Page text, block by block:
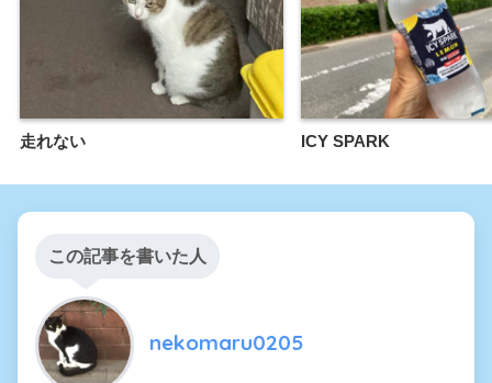
走れない ICY SPARK
この記事を書いた人
nekomaru0205